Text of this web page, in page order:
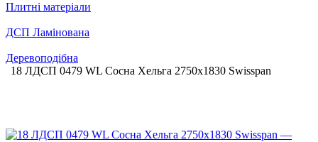
Плитні матеріали
ДСП Ламінована
Деревоподібна
18 ЛДСП 0479 WL Сосна Хельга 2750х1830 Swisspan